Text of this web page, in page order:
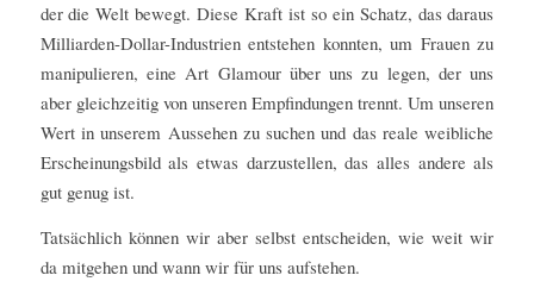
der die Welt bewegt. Diese Kraft ist so ein Schatz, das daraus
Milliarden-Dollar-Industrien entstehen konnten, um Frauen zu
manipulieren, eine Art Glamour über uns zu legen, der uns
aber gleichzeitig von unseren Empfindungen trennt. Um unseren
Wert in unserem Aussehen zu suchen und das reale weibliche
Erscheinungsbild als etwas darzustellen, das alles andere als
gut genug ist.
Tatsächlich können wir aber selbst entscheiden, wie weit wir
da mitgehen und wann wir für uns aufstehen.